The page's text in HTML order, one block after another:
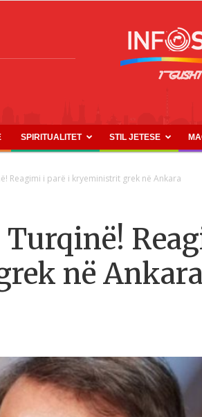
SPIRITUALITET STIL JETESE
Reagimi i parë i kryeministrit grek në Ankara
Turqinë!
në Ankara